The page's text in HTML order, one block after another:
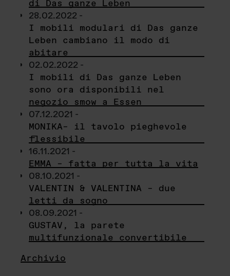
di Das ganze Leben
28.02.2022 -
I mobili modulari di Das ganze
Leben cambiano il modo di
abitare
02.02.2022 -
I mobili di Das ganze Leben
sono ora disponibili nel
negozio smow a Essen
07.12.2021 -
MONIKA– il tavolo pieghevole
flessibile
16.11.2021 -
EMMA – fatta per tutta la vita
08.10.2021 -
VALENTIN & VALENTINA – due
letti da sogno
08.09.2021 -
GUSTAV, la parete
multifunzionale convertibile
Archivio